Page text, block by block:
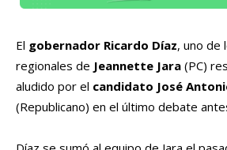
El gobernador Ricardo Díaz, uno de
regionales de Jeannette Jara (PC)
aludido por el candidato José
(Republicano) en el último debate